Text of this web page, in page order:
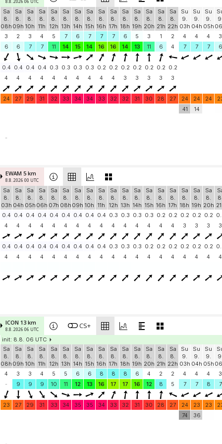
8.8. 2026 06 UTC
Sa
8.
08h
Sa
8.
09h
Sa
8.
10h
Sa
8.
11h
Sa
8.
12h
Sa
8.
13h
Sa
8.
14h
Sa
8.
15h
Sa
8.
16h
Sa
8.
17h
Sa
8.
18h
Sa
8.
19h
Sa
8.
20h
Sa
8.
21h
Sa
8.
22h
Su
9.
03h
Su
9.
04h
Su
9.
05h
3
2 3 4 5 7 6 7 7 7 6 5 3 1 2 4 4 4
3
6
6 7 7 11 14 15 14 16 16 14 13 11 6 4 7 7 7 6
0.4 0.4 0.4 0.4 0.3 0.3 0.3 0.3 0.2 0.2 0.2 0.2 0.2 0.2 0.2
4
4 4 4 4 4 4 4 4 4 3 3 3 3 3
24 27 29 31 32 33 34 34 33 32 32 31 30 28 27 24 24 24
41
14
-
EWAM 5 km
8.8. 2026 00 UTC
Sa
8.
03h
Sa
8.
04h
Sa
8.
05h
Sa
8.
06h
Sa
8.
07h
Sa
8.
08h
Sa
8.
09h
Sa
8.
10h
Sa
8.
11h
Sa
8.
12h
Sa
8.
13h
Sa
8.
14h
Sa
8.
15h
Sa
8.
16h
Sa
8.
17h
Sa
8.
18h
Sa
8.
19h
Sa
8.
20h
0.4 0.4 0.4 0.4 0.4 0.4 0.4 0.4 0.4 0.3 0.3 0.3 0.3 0.2 0.2 0.2 0.2 0.2
4
4 4 4 4 4 4 4 4 4 4 4 4 4 4 3 3 3 3
0.4 0.4 0.4 0.4 0.4 0.4 0.4 0.4 0.4 0.3 0.3 0.3 0.2 0.2 0.2 0.2 0.2 0.2
4
4 4 4 4 4 4 4 4 4 4 4 4 4 4 4 4 4 4
ICON 13 km
8.8. 2026 06 UTC CS+
init: 8.8. 06 UTC
Sa
8.
08h
Sa
8.
09h
Sa
8.
10h
Sa
8.
11h
Sa
8.
12h
Sa
8.
13h
Sa
8.
14h
Sa
8.
15h
Sa
8.
16h
Sa
8.
17h
Sa
8.
18h
Sa
8.
19h
Sa
8.
20h
Sa
8.
21h
Sa
8.
22h
Su
9.
03h
Su
9.
04h
Su
9.
05h
4
3 3 4 5 5 6 6 8 8 8 6 4 2 2 4 4 4
3
-
9 9 9 10 11 12 13 16 17 17 16 12 8 5 7 7 8 7
23 27 29 31 33 34 35 35 34 33 32 31 30 28 27 24 23 23
74
36